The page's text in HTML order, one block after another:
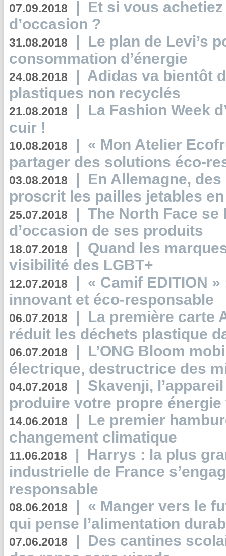
07.09.2018 | Et si vous
d’occasion ?
31.08.2018 | Le plan de Levi’s
consommation d’énergie
24.08.2018 | Adidas va bientôt
plastiques non recyclés
21.08.2018 | La Fashion Week
cuir !
10.08.2018 | « Mon Atelier
partager des solutions éco-
03.08.2018 | En Allemagne,
proscrit les pailles jetables
25.07.2018 | The North Face se
d’occasion de ses produits
18.07.2018 | Quand les
visibilité des LGBT+
12.07.2018 | « Camif EDITION
innovant et éco-responsable
06.07.2018 | La première carte
réduit les déchets plastique
06.07.2018 | L’ONG Bloom
électrique, destructrice des
04.07.2018 | Skavenji,
produire votre propre
14.06.2018 | Le premier
changement climatique
11.06.2018 | Harrys : la plus
industrielle de France
responsable
08.06.2018 | « Manger vers le
qui pense l’alimentation
07.06.2018 | Des cantines